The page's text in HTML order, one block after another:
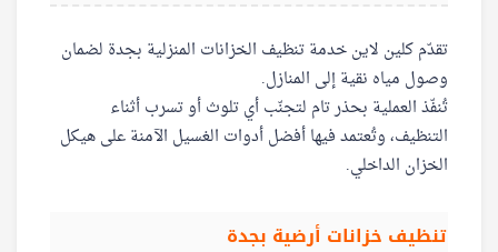
تقدّم كلين لاين خدمة تنظيف الخزانات المنزلية بجدة لضمان
وصول مياه نقية إلى المنازل.
تُنفّذ العملية بحذر تام لتجنّب أي تلوث أو تسرب أثناء
التنظيف، وتُعتمد فيها أفضل أدوات الغسيل الآمنة على هيكل
الخزان الداخلي.
تنظيف خزانات أرضية بجدة